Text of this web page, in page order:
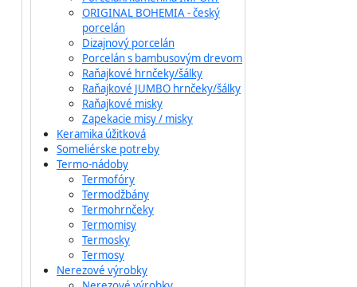
ORIGINAL BOHEMIA - český
porcelán
Dizajnový porcelán
Porcelán s bambusovým drevom
Raňajkové hrnčeky/šálky
Raňajkové JUMBO hrnčeky/šálky
Raňajkové misky
Zapekacie misy / misky
Keramika úžitková
Someliérske potreby
Termo-nádoby
Termofóry
Termodžbány
Termohrnčeky
Termomisy
Termosky
Termosy
Nerezové výrobky